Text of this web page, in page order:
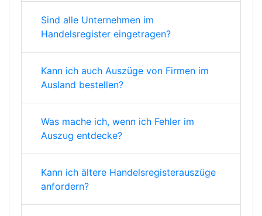
Sind alle Unternehmen im
Handelsregister eingetragen?
Kann ich auch Auszüge von Firmen im
Ausland bestellen?
Was mache ich, wenn ich Fehler im
Auszug entdecke?
Kann ich ältere Handelsregisterauszüge
anfordern?